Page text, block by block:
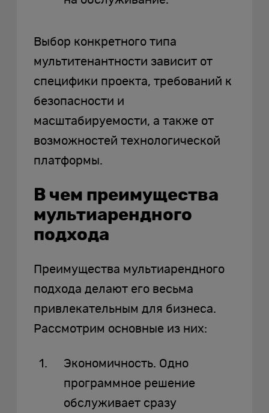
Выбор конкретного типа
мультитенантности зависит от
специфики проекта, требований к
безопасности и
масштабируемости, а также от
возможностей технологической
платформы.
В чем преимущества
мультиарендного
подхода
Преимущества мультиарендного
подхода делают его весьма
привлекательным для бизнеса.
Рассмотрим основные из них:
Экономичность. Одно
программное решение
обслуживает сразу